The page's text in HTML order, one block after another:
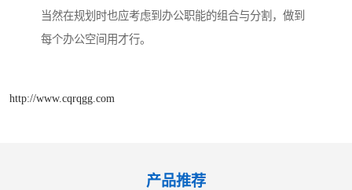
当然在规划时也应考虑到办公职能的组合与分割，做到
每个办公空间用才行。
http://www.cqrqgg.com
产品推荐